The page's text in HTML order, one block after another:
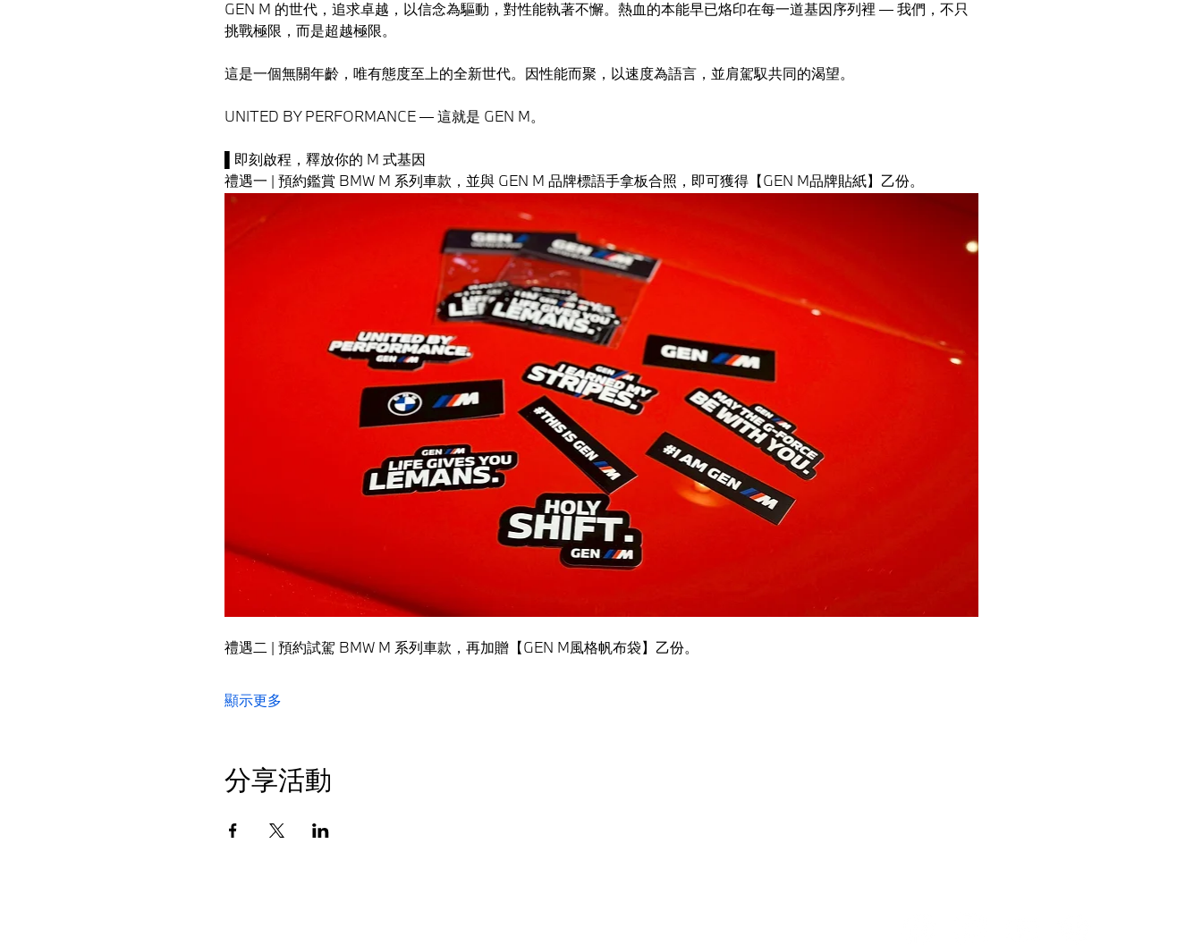
GEN M 的世代，追求卓越，以信念為驅動，對性能執著不懈。熱血的本能早已烙印在每一道基因序列裡 — 我們，不只
挑戰極限，而是超越極限。
這是一個無關年齡，唯有態度至上的全新世代。因性能而聚，以速度為語言，並肩駕馭共同的渴望。
UNITED BY PERFORMANCE — 這就是 GEN M。
▌即刻啟程，釋放你的 M 式基因
禮遇一 | 預約鑑賞 BMW M 系列車款，並與 GEN M 品牌標語手拿板合照，即可獲得【GEN M品牌貼紙】乙份。
禮遇二 | 預約試駕 BMW M 系列車款，再加贈【GEN M風格帆布袋】乙份。
顯示更多
分享活動